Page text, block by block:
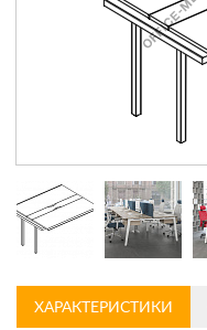
Заказать обратный звонок
ХАРАКТЕРИСТИКИ